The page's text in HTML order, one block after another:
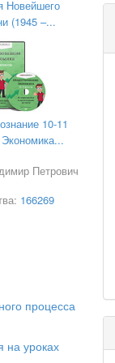
его
В
Новейшего
(1945 –...
10-11
Петрович
166269
процесса
на уроках